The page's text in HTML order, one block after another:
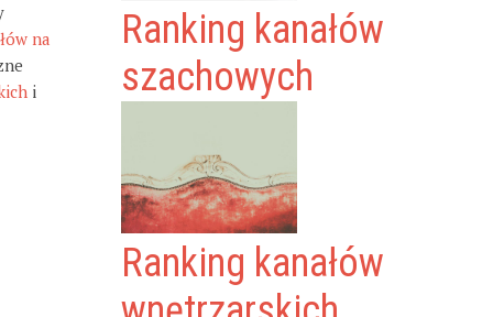
na
i
Ranking kanałów
szachowych
Ranking kanałów